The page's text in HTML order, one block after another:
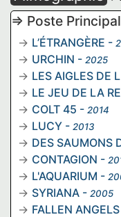
=> Poste
L’ÉTRANGÈRE -
URCHIN - 2025
LES AIGLES DE
LE JEU DE LA
COLT 45 - 2014
LUCY - 2013
DES SAUMONS
CONTAGION -
L'AQUARIUM -
SYRIANA - 2005
FALLEN